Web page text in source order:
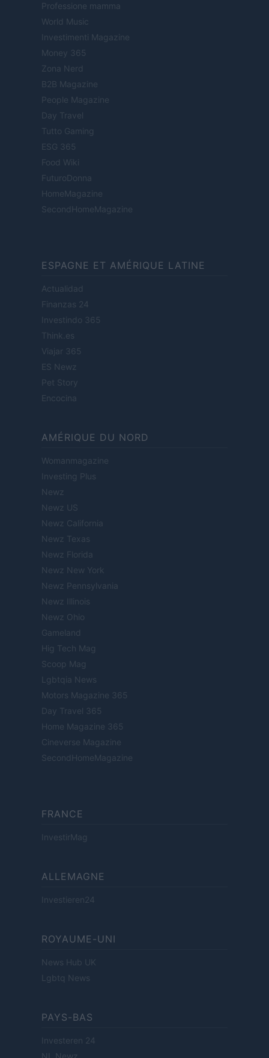
Professione mamma
World Music
Investimenti Magazine
Money 365
Zona Nerd
B2B Magazine
People Magazine
Day Travel
Tutto Gaming
ESG 365
Food Wiki
FuturoDonna
HomeMagazine
SecondHomeMagazine
ESPAGNE ET AMÉRIQUE LATINE
Actualidad
Finanzas 24
Investindo 365
Think.es
Viajar 365
ES Newz
Pet Story
Encocina
AMÉRIQUE DU NORD
Womanmagazine
Investing Plus
Newz
Newz US
Newz California
Newz Texas
Newz Florida
Newz New York
Newz Pennsylvania
Newz Illinois
Newz Ohio
Gameland
Hig Tech Mag
Scoop Mag
Lgbtqia News
Motors Magazine 365
Day Travel 365
Home Magazine 365
Cineverse Magazine
SecondHomeMagazine
FRANCE
InvestirMag
ALLEMAGNE
Investieren24
ROYAUME-UNI
News Hub UK
Lgbtq News
PAYS-BAS
Investeren 24